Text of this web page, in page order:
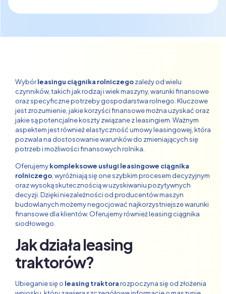
Wybórleasingu ciągnika rolniczegozależy od wielu
czynników, takich jak rodzaj i wiek maszyny, warunki finansowe
oraz specyficzne potrzeby gospodarstwa rolnego. Kluczowe
jest zrozumienie, jakie korzyści finansowe można uzyskać oraz
jakie są potencjalne koszty związane z leasingiem. Ważnym
aspektem jest również elastyczność umowy leasingowej, która
pozwala na dostosowanie warunków do zmieniających się
potrzeb i możliwości finansowych rolnika.
Oferujemykompleksowe usługi leasingowe ciągnika
rolniczego, wyróżniają się one szybkim procesem decyzyjnym
oraz wysoką skutecznością w uzyskiwaniu pozytywnych
decyzji. Dzięki niezależności od producentów maszyn
budowlanych możemy negocjować najkorzystniejsze warunki
finansowe dla klientów. Oferujemy równieżleasing ciągnika
siodłowego.
Jak działa leasing
traktorów?
Ubieganie się o leasing traktorarozpoczyna się od złożenia